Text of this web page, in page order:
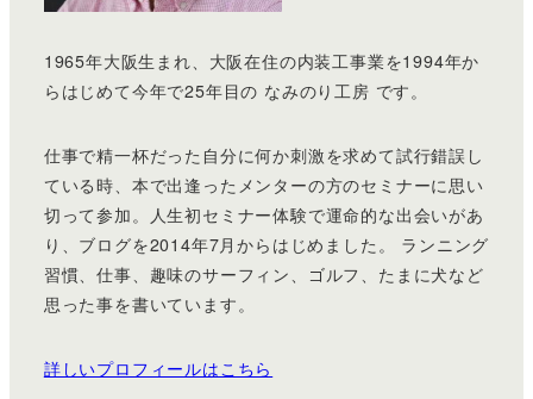
1965年大阪生まれ、大阪在住の内装工事業を1994年か
らはじめて今年で25年目の なみのり工房 です。
仕事で精一杯だった自分に何か刺激を求めて試行錯誤し
ている時、本で出逢ったメンターの方のセミナーに思い
切って参加。人生初セミナー体験で運命的な出会いがあ
り、ブログを2014年7月からはじめました。 ランニング
習慣、仕事、趣味のサーフィン、ゴルフ、たまに犬など
思った事を書いています。
詳しいプロフィールはこちら